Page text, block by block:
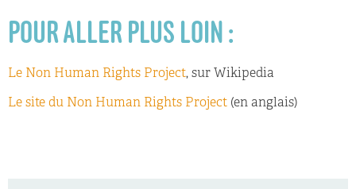
POUR ALLER PLUS LOIN :
Le Non Human Rights Project, sur Wikipedia
Le site du Non Human Rights Project (en anglais)